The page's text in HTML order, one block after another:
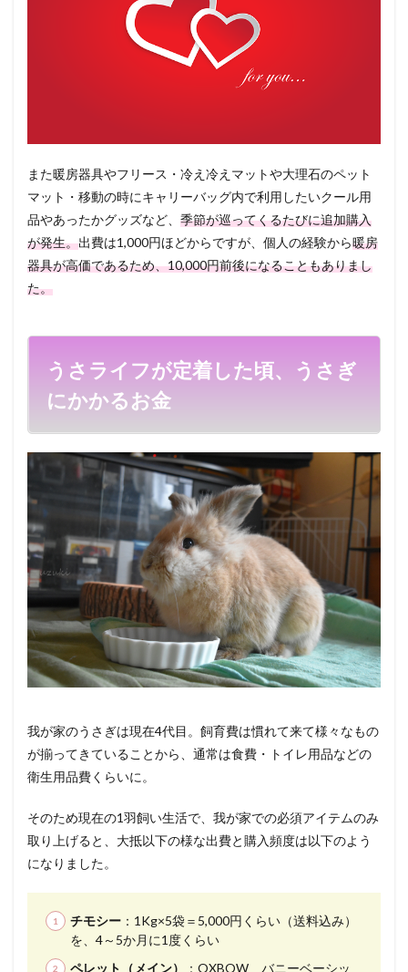
また暖房器具やフリース・冷え冷えマットや大理石のペット
マット・移動の時にキャリーバッグ内で利用したいクール用
品やあったかグッズなど、 季節が巡ってくるたびに追加購入
が発生。出費は1,000円ほどからですが、個人の経験から暖房
器具が高価であるため、10,000円前後になることもありまし
た。
うさライフが定着した頃、うさぎ
にかかるお金
我が家のうさぎは現在4代目。飼育費は慣れて来て様々なもの
が揃ってきていることから、通常は食費・トイレ用品などの
衛生用品費くらいに。
そのため現在の1羽飼い生活で、我が家での必須アイテムのみ
取り上げると、大抵以下の様な出費と購入頻度は以下のよう
になりました。
チモシー ：1Kg×5袋＝5,000円くらい（送料込み）
を、4～5か月に1度くらい
ペレット（メイン）
：OXBOW バニーベーシッ